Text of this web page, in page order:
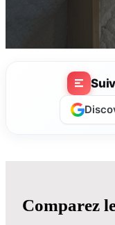
Comparez